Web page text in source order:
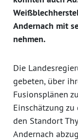
Andernach mit
nehmen.
Die
gebeten, über
Fusionsplänen
Einschätzung
den Standort
Andernach